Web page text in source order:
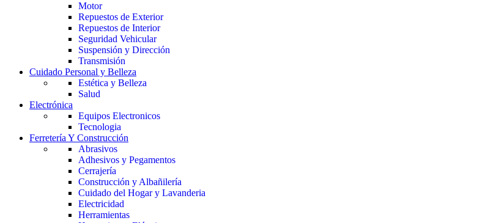
Motor
Repuestos de Exterior
Repuestos de Interior
Seguridad Vehicular
Suspensión y Dirección
Transmisión
Cuidado Personal y Belleza
Estética y Belleza
Salud
Electrónica
Equipos Electronicos
Tecnologia
Ferretería Y Construcción
Abrasivos
Adhesivos y Pegamentos
Cerrajería
Construcción y Albañilería
Cuidado del Hogar y Lavanderia
Electricidad
Herramientas